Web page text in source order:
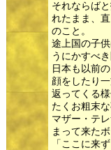
それならば
れたまま、
のこと。
途上国の子
うにかすべ
日本も以前
顔をしたり
返ってくる
たくお粗末
マザー・テ
まって来た
「ここに来